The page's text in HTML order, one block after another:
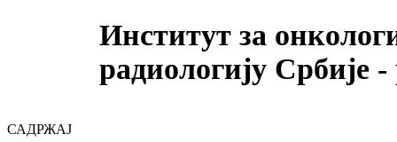
Институт за
радиологију Србије -
САДРЖАЈ